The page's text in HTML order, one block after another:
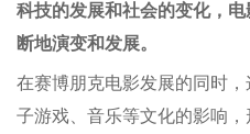
科技的发展和社会的变化，
断地演变和发展。
在赛博朋克电影发展的同时
子游戏、音乐等文化的影响